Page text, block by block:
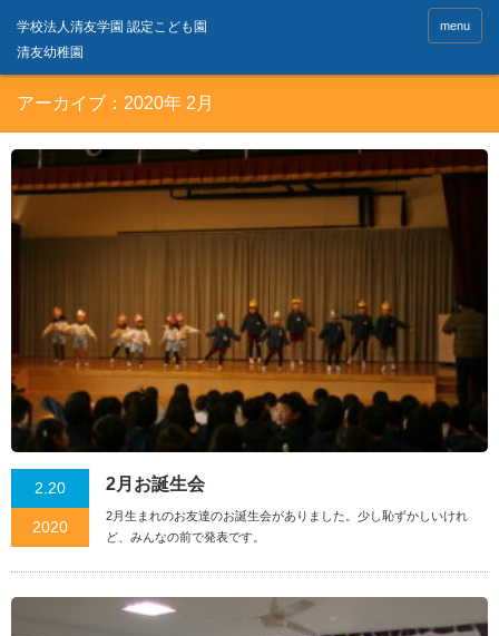
menu
アーカイブ：2020年 2月
2.20
2020
2月お誕生会
2月生まれのお友達のお誕生会がありました。少し恥ずかしいけれ
ど、みんなの前で発表です。